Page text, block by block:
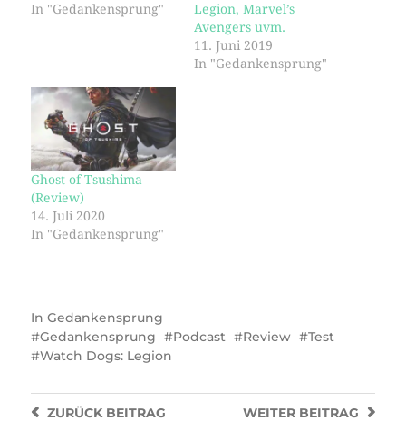
In "Gedankensprung"
Legion, Marvel’s
Avengers uvm.
11. Juni 2019
In "Gedankensprung"
Ghost of Tsushima
(Review)
14. Juli 2020
In "Gedankensprung"
In Gedankensprung
Gedankensprung
Podcast Review
Test
Watch Dogs: Legion
WEITER BEITRAG
ZURÜCKBEITRAG